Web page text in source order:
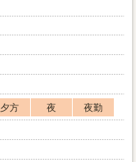
夕方 夜
夜勤